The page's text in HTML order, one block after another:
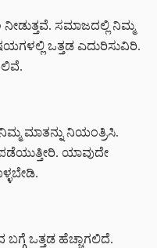
ಸಮಾಜದಲ್ಲಿ ನಿಮ್ಮ
ಒತ್ತಡ ಎದುರಿಸುವಿರಿ.
ಮಾತನ್ನು ನಿಯಂತ್ರಿಸಿ.
ಯಾವುದೇ
ಬಗ್ಗೆ ಒತ್ತಡ ಹೆಚ್ಚಾಗಲಿದೆ.